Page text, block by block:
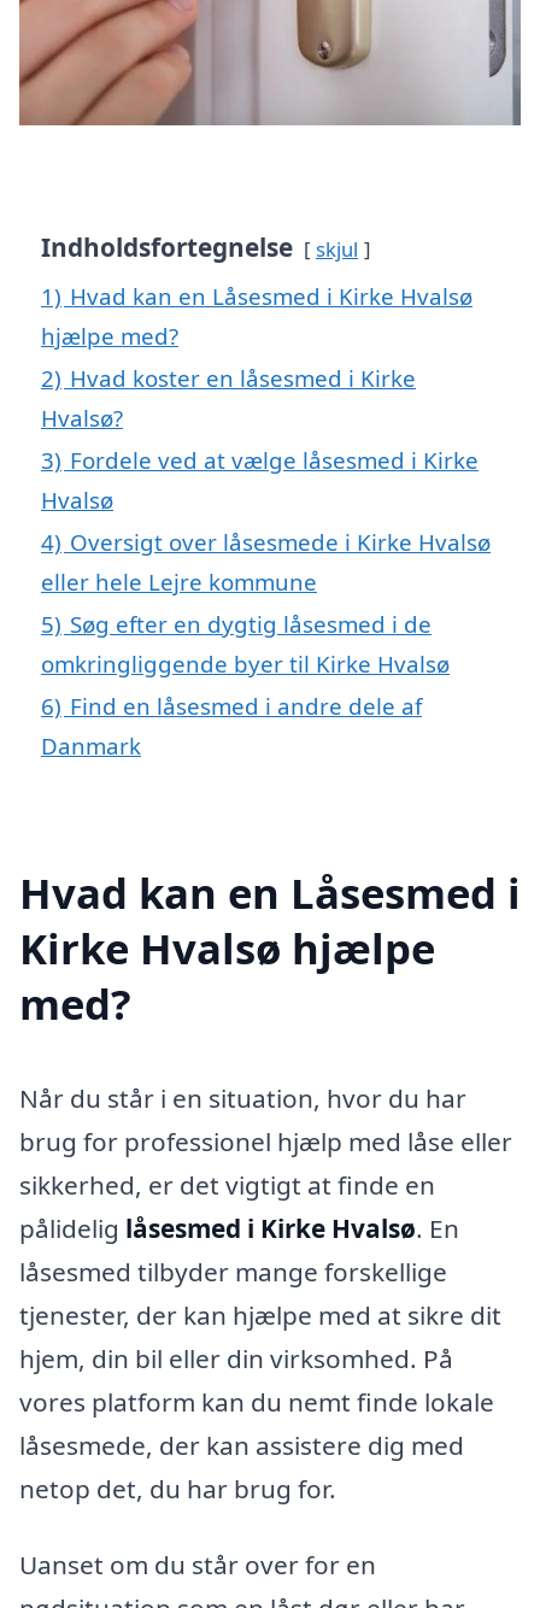
Indholdsfortegnelse skjul
1) Hvad kan en Låsesmed i Kirke Hvalsø
hjælpe med?
2) Hvad koster en låsesmed i Kirke
Hvalsø?
3) Fordele ved at vælge låsesmed i Kirke
Hvalsø
4) Oversigt over låsesmede i Kirke Hvalsø
eller hele Lejre kommune
5) Søg efter en dygtig låsesmed i de
omkringliggende byer til Kirke Hvalsø
6) Find en låsesmed i andre dele af
Danmark
Hvad kan en Låsesmed i
Kirke Hvalsø hjælpe
med?
Når du står i en situation, hvor du har
brug for professionel hjælp med låse eller
sikkerhed, er det vigtigt at finde en
pålidelig låsesmed i Kirke Hvalsø. En
låsesmed tilbyder mange forskellige
tjenester, der kan hjælpe med at sikre dit
hjem, din bil eller din virksomhed. På
vores platform kan du nemt finde lokale
låsesmede, der kan assistere dig med
netop det, du har brug for.
Uanset om du står over for en